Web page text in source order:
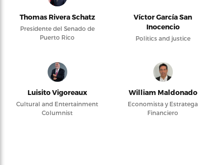
Thomas Rivera Schatz
Presidente del Senado de
Puerto Rico
Víctor García San
Inocencio
Politics and justice
Luisito Vigoreaux
Cultural and Entertainment
Columnist
William Maldonado
Economista y Estratega
Financiero